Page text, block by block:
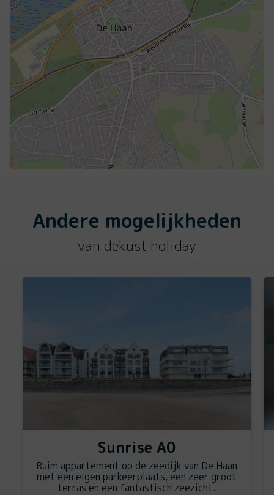
Andere mogelijkheden
van dekust.holiday
Sunrise A0
Ruim appartement op de zeedijk van De Haan
met een eigen parkeerplaats, een zeer groot
terras en een fantastisch zeezicht.